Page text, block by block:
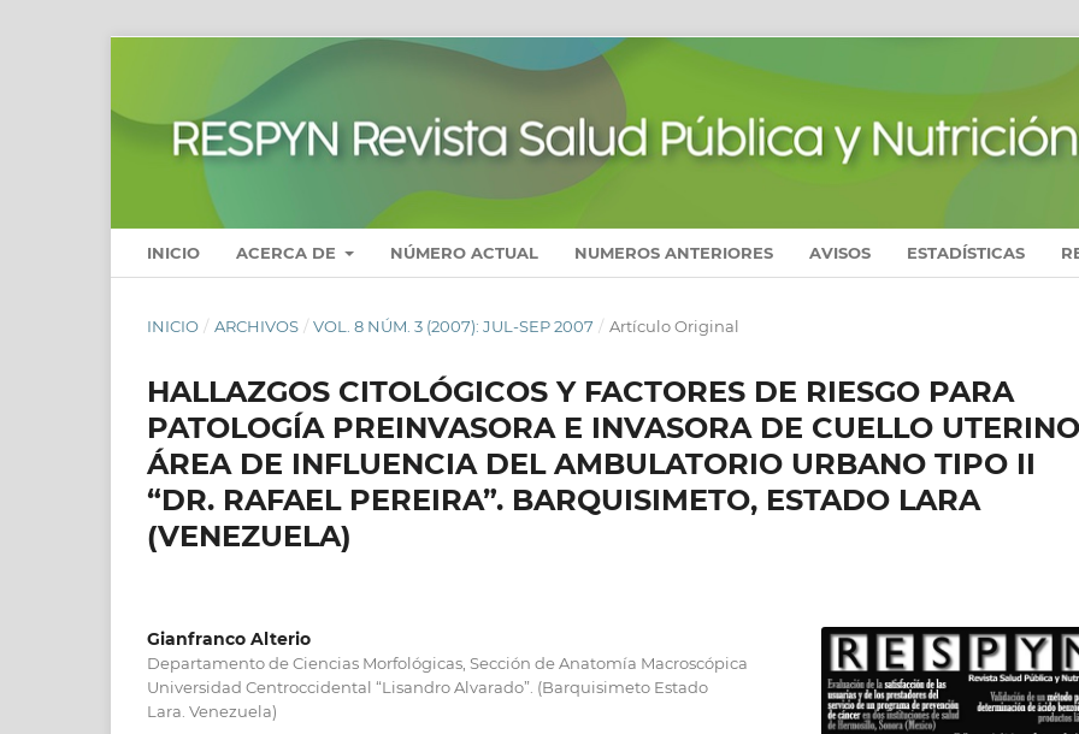
INICIO ACERCA DE NÚMERO ACTUAL NUMEROS ANTERIORES AVISOS ESTADÍSTICAS
INICIO / ARCHIVOS / VOL. 8 NÚM. 3 (2007): JUL-SEP 2007 / Artículo Original
HALLAZGOS CITOLÓGICOS Y FACTORES DE RIESGO PARA
PATOLOGÍA PREINVASORA E INVASORA DE CUELLO
ÁREA DE INFLUENCIA DEL AMBULATORIO URBANO TIPO II
“DR. RAFAEL PEREIRA”. BARQUISIMETO, ESTADO LARA
(VENEZUELA)
Gianfranco Alterio
Departamento de Ciencias Morfológicas, Sección de Anatomía Macroscópica
Universidad Centroccidental “Lisandro Alvarado”. (Barquisimeto Estado
Lara. Venezuela)